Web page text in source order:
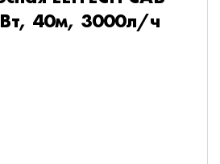
40м, 3000л/ч